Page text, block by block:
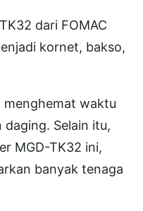
dari FOMAC
kornet, bakso,
menghemat waktu
Selain itu,
MGD-TK32 ini,
banyak tenaga